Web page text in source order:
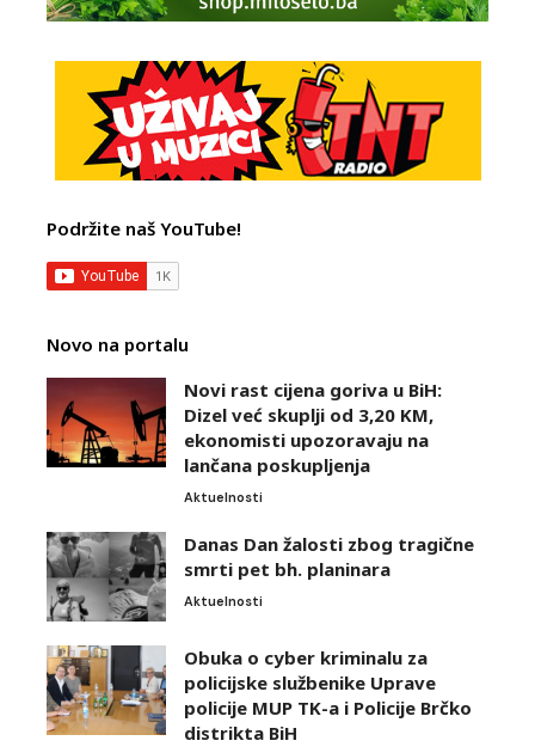
Podržite naš YouTube!
Novo na portalu
Novi rast cijena goriva u BiH:
Dizel već skuplji od 3,20 KM,
ekonomisti upozoravaju na
lančana poskupljenja
Aktuelnosti
Danas Dan žalosti zbog tragične
smrti pet bh. planinara
Aktuelnosti
Obuka o cyber kriminalu za
policijske službenike Uprave
policije MUP TK-a i Policije Brčko
distrikta BiH